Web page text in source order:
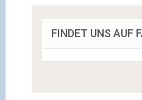
FINDET UNS AUF